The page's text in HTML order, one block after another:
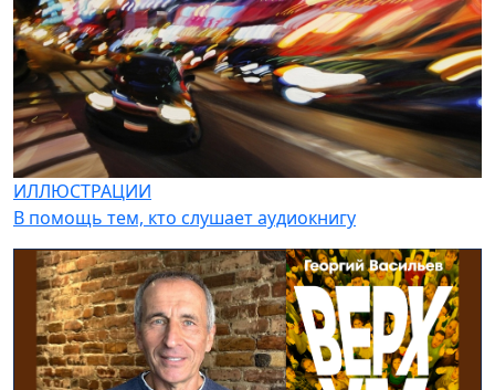
ИЛЛЮСТРАЦИИ
В помощь тем, кто слушает аудиокнигу